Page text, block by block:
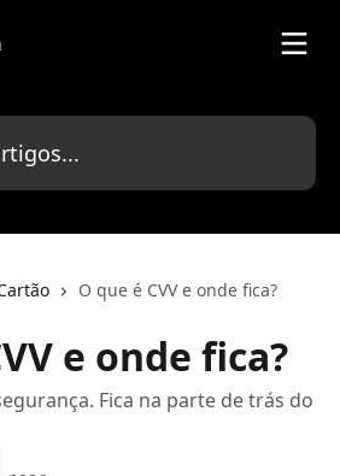
O que é CVV e onde fica?
e onde fica?
Fica na parte de trás do